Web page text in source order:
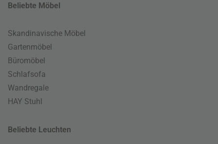
Beliebte Möbel
Skandinavische Möbel
Gartenmöbel
Büromöbel
Schlafsofa
Wandregale
HAY Stuhl
Beliebte Leuchten